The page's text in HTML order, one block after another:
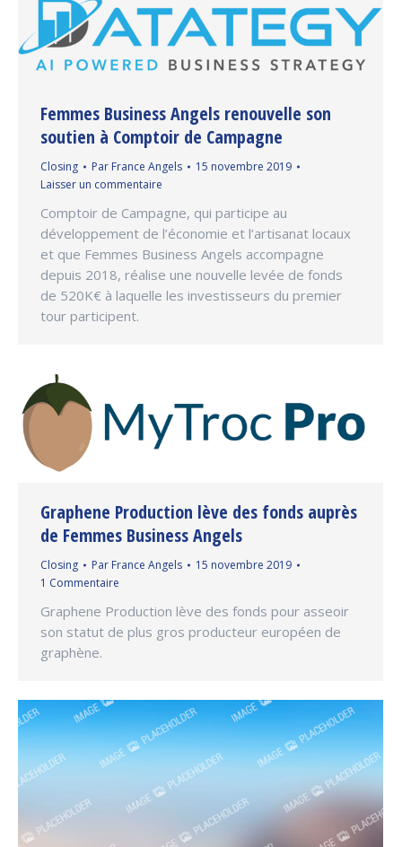
Femmes Business Angels renouvelle son
soutien à Comptoir de Campagne
Closing Par France Angels
15 novembre 2019
Laisser un commentaire
Comptoir de Campagne, qui participe au
développement de l’économie et l’artisanat locaux
et que Femmes Business Angels accompagne
depuis 2018, réalise une nouvelle levée de fonds
de 520K€ à laquelle les investisseurs du premier
tour participent.
Graphene Production lève des fonds auprès
de Femmes Business Angels
Closing Par France Angels
15 novembre 2019
1 Commentaire
Graphene Production lève des fonds pour asseoir
son statut de plus gros producteur européen de
graphène.